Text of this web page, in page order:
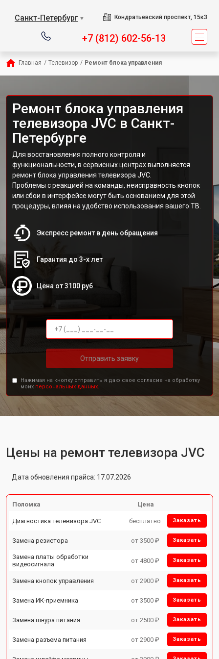
Санкт-Петербург ▼ Кондратьевский проспект, 15к3
+7 (812) 602-56-13
Главная / Телевизор / Ремонт блока управления
Ремонт блока управления
телевизора JVC в Санкт-
Петербурге
Для восстановления полного контроля и
функциональности, в сервисных центрах выполняется
ремонт блока управления телевизора JVC.
Проблемы с реакцией на команды, неисправность кнопок
или сбои в интерфейсе могут быть основанием для этой
процедуры, влияя на удобство использования вашего ТВ.
Экспресс ремонт в день обращения
Гарантия до 3-х лет
Цена от 3100 руб
Отправить заявку
Нажимая на кнопку отправить я даю свое согласие на обработку
моих персональных данных.
Цены на ремонт телевизора JVC
Дата обновления прайса: 17.07.2026
Поломка Цена
Диагностика телевизора JVC бесплатно Заказать
Замена резистора от 3500 ₽ Заказать
Замена платы обработки
видеосигнала
от 4800 ₽ Заказать
Замена кнопок управления от 2900 ₽ Заказать
Замена ИК-приемника от 3500 ₽ Заказать
Замена шнура питания от 2500 ₽ Заказать
Замена разъема питания от 2900 ₽ Заказать